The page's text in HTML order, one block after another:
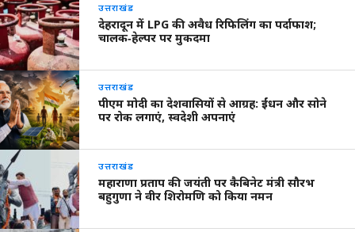
उत्तराखंड
देहरादून में LPG की अवैध रिफिलिंग का पर्दाफाश;
चालक‑हेल्पर पर मुकदमा
उत्तराखंड
पीएम मोदी का देशवासियों से आग्रह: ईंधन और सोने
पर रोक लगाएं, स्वदेशी अपनाएं
उत्तराखंड
महाराणा प्रताप की जयंती पर कैबिनेट मंत्री सौरभ
बहुगुणा ने वीर शिरोमणि को किया नमन